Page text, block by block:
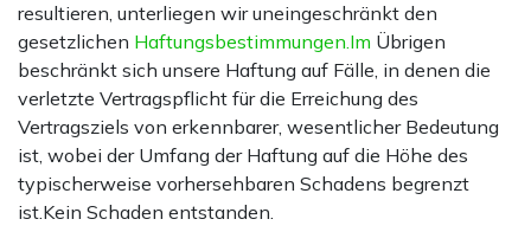
resultieren, unterliegen wir uneingeschränkt den
gesetzlichen Haftungsbestimmungen.Im Übrigen
beschränkt sich unsere Haftung auf Fälle, in denen die
verletzte Vertragspflicht für die Erreichung des
Vertragsziels von erkennbarer, wesentlicher Bedeutung
ist, wobei der Umfang der Haftung auf die Höhe des
typischerweise vorhersehbaren Schadens begrenzt
ist.Kein Schaden entstanden.